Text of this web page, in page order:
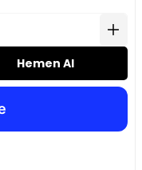
Hemen Al